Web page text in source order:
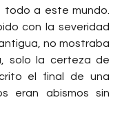
a este mundo.
con la severidad
no mostraba
solo la certeza de
el final de una
eran abismos sin